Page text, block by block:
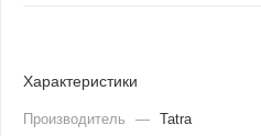
Характеристики
Производитель — Tatra